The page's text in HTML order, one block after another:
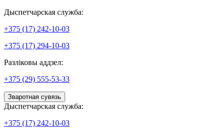
Дыспетчарская служба:
+375 (17) 242-10-03
+375 (17) 294-10-03
Разліковы аддзел:
+375 (29) 555-53-33
Зваротная сувязь
Дыспетчарская служба:
+375 (17) 242-10-03